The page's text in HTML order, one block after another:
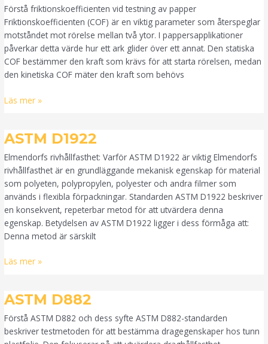
Förstå friktionskoefficienten vid testning av papper
Friktionskoefficienten (COF) är en viktig parameter som återspeglar
motståndet mot rörelse mellan två ytor. I pappersapplikationer
påverkar detta värde hur ett ark glider över ett annat. Den statiska
COF bestämmer den kraft som krävs för att starta rörelsen, medan
den kinetiska COF mäter den kraft som behövs
Läs mer »
ASTM D1922
Elmendorfs rivhållfasthet: Varför ASTM D1922 är viktig Elmendorfs
rivhållfasthet är en grundläggande mekanisk egenskap för material
som polyeten, polypropylen, polyester och andra filmer som
används i flexibla förpackningar. Standarden ASTM D1922 beskriver
en konsekvent, repeterbar metod för att utvärdera denna
egenskap. Betydelsen av ASTM D1922 ligger i dess förmåga att:
Denna metod är särskilt
ASTM
Läs mer »
ASTM D882
Förstå ASTM D882 och dess syfte ASTM D882-standarden
beskriver testmetoden för att bestämma dragegenskaper hos tunn
ASTM